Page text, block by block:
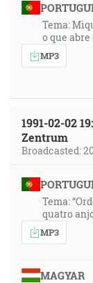
Tema:
o que
MP3
1991-02-02
Zentrum
Broadcasted:
Tema:
quatro
MP3
MAGYAR